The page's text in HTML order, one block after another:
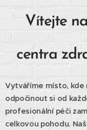
Vítejte
centra
Vytváříme místo, kde
odpočinout si od
profesionální péči
celkovou pohodu.